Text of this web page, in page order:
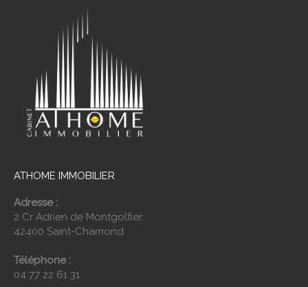
ATHOME IMMOBILIER
Adresse :
2 Cr Adrien de Montgolfier,
42400 Saint-Chamond
Téléphone :
04 77 22 61 31